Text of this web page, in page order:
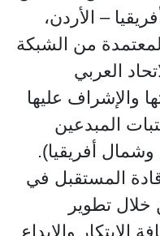
– الأردن،
من الشبكة
العربي
والإشراف عليها
المبدعين
أفريقيا).
المستقبل في
خلال تطوير
الابتكار والإبداع